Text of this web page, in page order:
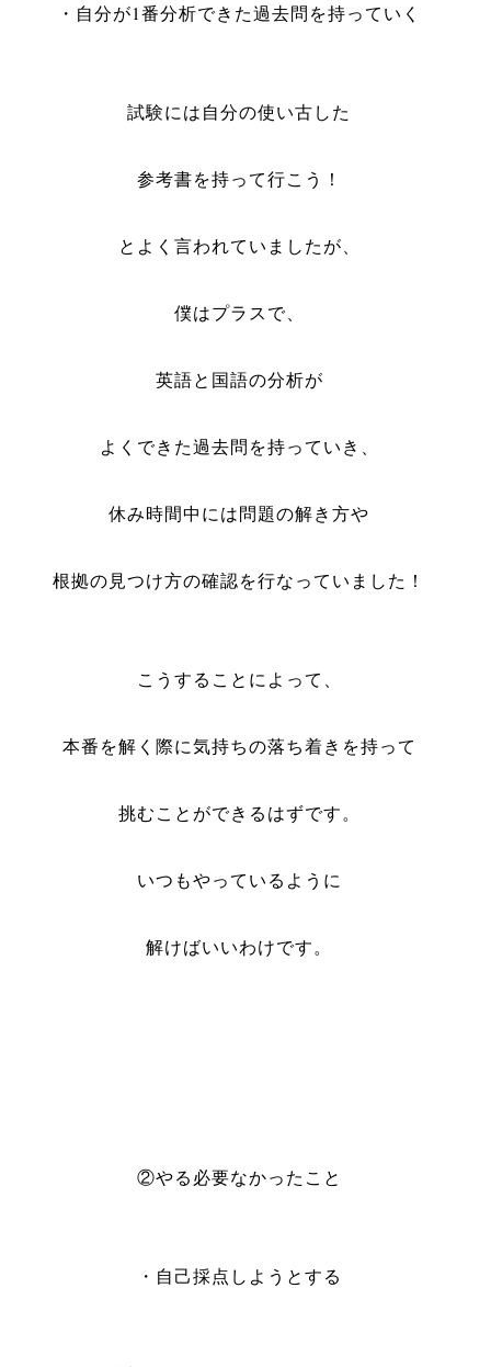
・自分が1番分析できた過去問を持っていく
試験には自分の使い古した
参考書を持って行こう！
とよく言われていましたが、
僕はプラスで、
英語と国語の分析が
よくできた過去問を持っていき、
休み時間中には問題の解き方や
根拠の見つけ方の確認を行なっていました！
こうすることによって、
本番を解く際に気持ちの落ち着きを持って
挑むことができるはずです。
いつもやっているように
解けばいいわけです。
②やる必要なかったこと
・自己採点しようとする